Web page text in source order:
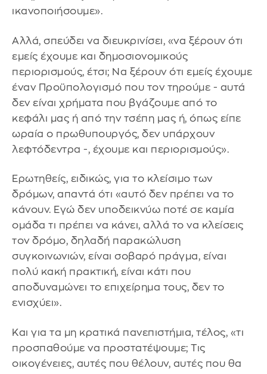
ικανοποιήσουμε».
Αλλά, σπεύδει να διευκρινίσει, «να ξέρουν ότι
εμείς έχουμε και δημοσιονομικούς
περιορισμούς, έτσι; Να ξέρουν ότι εμείς έχουμε
έναν Προϋπολογισμό που τον τηρούμε - αυτά
δεν είναι χρήματα που βγάζουμε από το
κεφάλι μας ή από την τσέπη μας ή, όπως είπε
ωραία ο πρωθυπουργός, δεν υπάρχουν
λεφτόδεντρα -, έχουμε και περιορισμούς».
Ερωτηθείς, ειδικώς, για το κλείσιμο των
δρόμων, απαντά ότι «αυτό δεν πρέπει να το
κάνουν. Εγώ δεν υποδεικνύω ποτέ σε καμία
ομάδα τι πρέπει να κάνει, αλλά το να κλείσεις
τον δρόμο, δηλαδή παρακώλυση
συγκοινωνιών, είναι σοβαρό πράγμα, είναι
πολύ κακή πρακτική, είναι κάτι που
αποδυναμώνει το επιχείρημα τους, δεν το
ενισχύει».
Και για τα μη κρατικά πανεπιστήμια, τέλος, «τι
προσπαθούμε να προστατέψουμε; Τις
οικογένειες, αυτές που θέλουν, αυτές που θα